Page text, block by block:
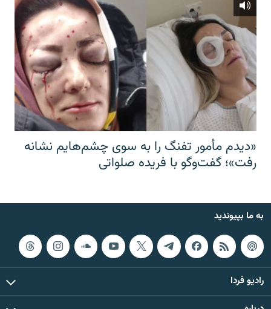
«دیدم مأمور تفنگ را به سوی چشم‌هایم نشانه
رفت»؛ گفت‌و‌گو با فریده صلواتی
به ما بپیوندید
رادیو فردا